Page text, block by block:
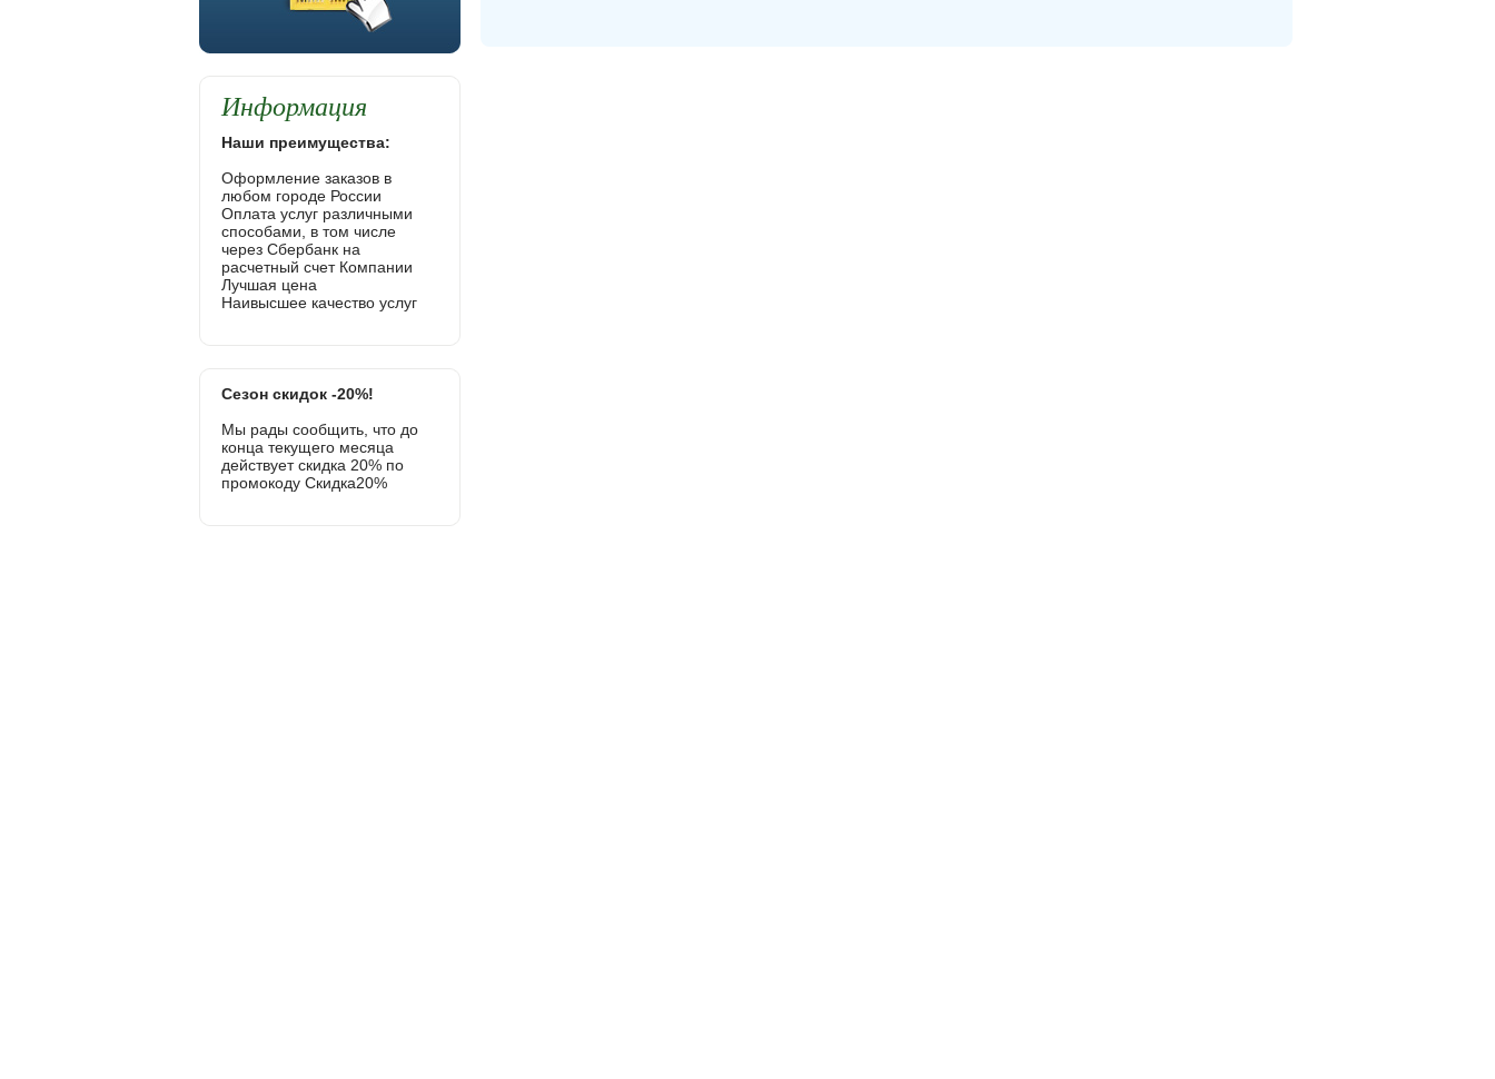
Информация
Наши преимущества:
Оформление заказов в
любом городе России
Оплата услуг различными
способами, в том числе
через Сбербанк на
расчетный счет Компании
Лучшая цена
Наивысшее качество услуг
Сезон скидок -20%!
Мы рады сообщить, что до
конца текущего месяца
действует скидка 20% по
промокоду Скидка20%